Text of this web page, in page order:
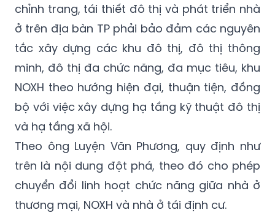
chỉnh trang, tái thiết đô thị và phát triển nhà
ở trên địa bàn TP phải bảo đảm các nguyên
tắc xây dựng các khu đô thị, đô thị thông
minh, đô thị đa chức năng, đa mục tiêu, khu
NOXH theo hướng hiện đại, thuận tiện, đồng
bộ với việc xây dựng hạ tầng kỹ thuật đô thị
và hạ tầng xã hội.
Theo ông Luyện Văn Phương, quy định như
trên là nội dung đột phá, theo đó cho phép
chuyển đổi linh hoạt chức năng giữa nhà ở
thương mại, NOXH và nhà ở tái định cư.